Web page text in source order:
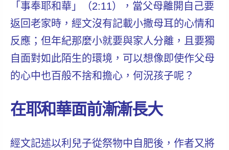
「事奉耶和華」（2:11），當父母離開自己要
返回老家時， 經文沒有記載小撒母耳的心情和
反應 ；但年紀那麼小就要與家人分離，且要獨
自面對如此陌生的環境，可以想像即使作父母
的心中也百般不捨和擔心，何況孩子呢？
在耶和華面前漸漸長大
經文記述以利兒子從祭物中自肥後，作者又將